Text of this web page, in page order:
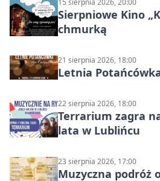
Sierpniowe Kino
chmurką
21 sierpnia 2026, 18:00
Letnia
22 sierpnia 2026, 18:00
Terrarium zagra
lata w Lublińcu
23 sierpnia 2026, 17:00
Muzyczna podróż